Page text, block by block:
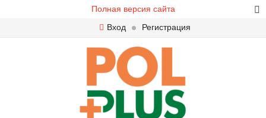
Полная версия сайта
Вход
Регистрация